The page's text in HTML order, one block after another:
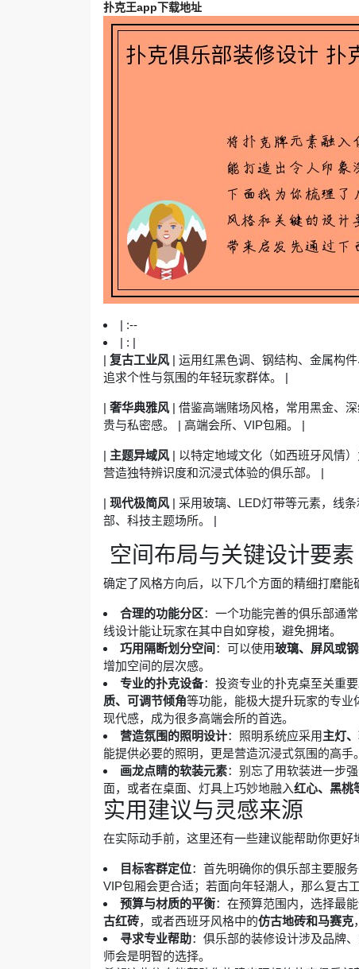
扑克王app下载地址
| :--
| : |
| 复古工业风 | 运用红黑色调、钢结构、金属构
追求个性与氛围的年轻玩家群体。 |
| 奢华典雅风 | 借鉴高端赌场风格，常用黑金、
贵与私密感。 | 高端会所、VIP包厢。 |
| 主题异域风 | 以特定地域文化（如西班牙风情
营造独特辨识度和沉浸式体验的俱乐部。 |
| 现代极简风 | 采用玻璃、LED灯带等元素，线
部、科技主题场所。 |
️ 空间布局与关键设计要素
确定了风格方向后，以下几个方面的精细打磨能
合理的功能分区：一个功能完善的俱乐部通
线设计能让玩家在其中自如穿梭，避免拥堵。
巧用隔断划分空间 ：可以使用玻璃、屏风或
增加空间的层次感。
专业的扑克设备：投资专业的扑克桌至关重
质、可调节倾角等功能，能极大提升玩家的专业
现代感，成为很多高端会所的首选。
营造氛围的照明设计：照明系统应采用主灯
能提供必要的照明，更是营造沉浸式氛围的高手。
画龙点睛的软装元素：别忘了用软装进一步
面，或者在桌面、灯具上巧妙地融入红心、黑桃
实用建议与灵感来源
在实际动手前，这里还有一些建议能帮助你更好
目标客群定位：首先明确你的俱乐部主要服
VIP包厢会更合适；若面向年轻潮人，那么复古
预算与材质的平衡：在预算范围内，选择最
古红砖，或者西班牙风格中的仿古地砖和马赛克
寻求专业帮助：俱乐部的装修设计涉及品牌
师会是明智的选择。